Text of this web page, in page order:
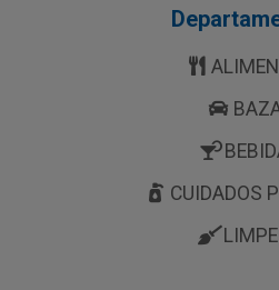
CUIDADOS